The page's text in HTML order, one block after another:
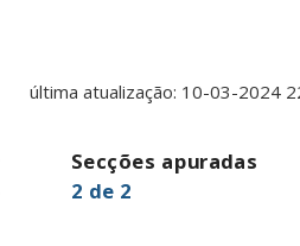
Secções apuradas
2 de 2